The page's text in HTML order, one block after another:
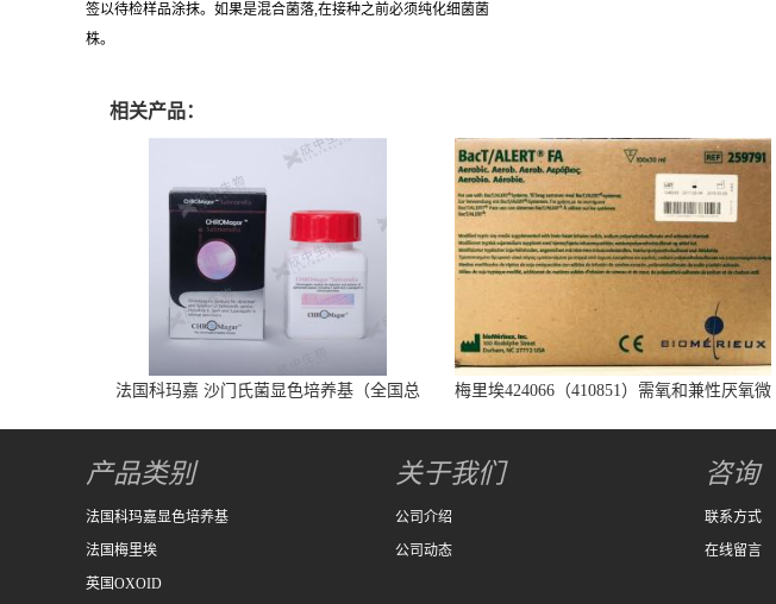
签以待检样品涂抹。如果是混合菌落,在接种之前必须纯化细菌菌
株。
相关产品：
法国科玛嘉 沙门氏菌显色培养基（全国总
梅里埃424066（410851）需氧和兼性厌氧微
产品类别
法国科玛嘉显色培养基
法国梅里埃
英国OXOID
关于我们
公司介绍
公司动态
咨询
联系方式
在线留言